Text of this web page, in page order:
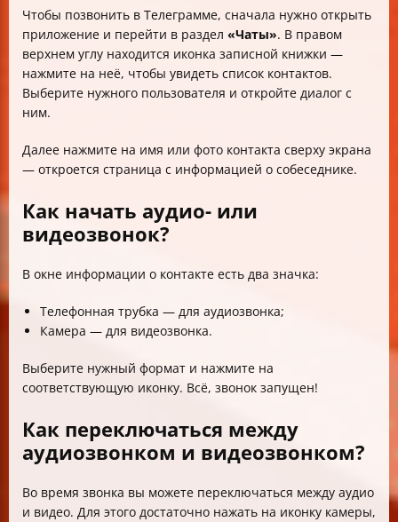
Чтобы позвонить в Телеграмме, сначала нужно открыть
приложение и перейти в раздел «Чаты». В правом
верхнем углу находится иконка записной книжки —
нажмите на неё, чтобы увидеть список контактов.
Выберите нужного пользователя и откройте диалог с
ним.
Далее нажмите на имя или фото контакта сверху экрана
— откроется страница с информацией о собеседнике.
Как начать аудио- или
видеозвонок?
В окне информации о контакте есть два значка:
Телефонная трубка — для аудиозвонка;
Камера — для видеозвонка.
Выберите нужный формат и нажмите на
соответствующую иконку. Всё, звонок запущен!
Как переключаться между
аудиозвонком и видеозвонком?
Во время звонка вы можете переключаться между аудио
и видео. Для этого достаточно нажать на иконку камеры,